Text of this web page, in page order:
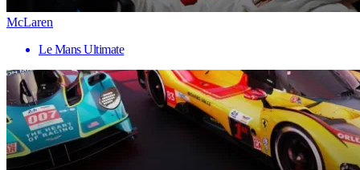
McLaren
Le Mans Ultimate